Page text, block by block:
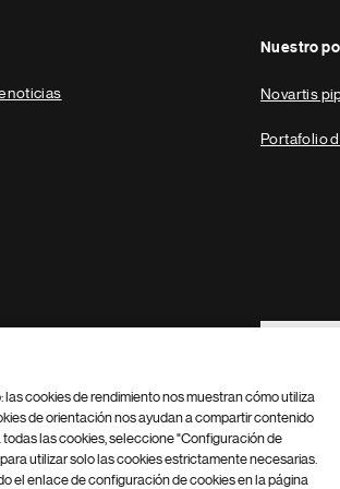
noticias
Nuestro
Novartis
Portafolio
Footer
Configuración de cookies Mapa del sitio
cookies de rendimiento nos muestran cómo utiliza
de orientación nos ayudan a compartir contenido
las cookies, seleccione "Configuración de
utilizar solo las cookies estrictamente necesarias.
el enlace de configuración de cookies en la página